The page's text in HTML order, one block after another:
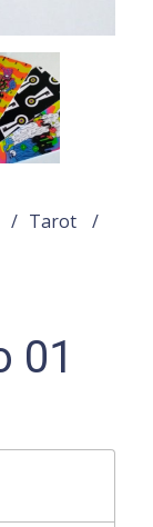
Tarot
01